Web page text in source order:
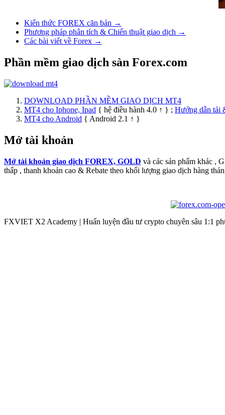
Kiến thức FOREX căn bản →
Phương pháp phân tích & Chiến thuật giao dịch →
Các bài viết về Forex →
Phần mềm giao dịch sàn Forex.com
DOWNLOAD PHẦN MỀM GIAO DỊCH MT4
MT4 cho Iphone, Ipad { hệ điều hành 4.0 ↑ } ; Hướng dẫn tải
MT4 cho Android { Android 2.1 ↑ }
Mở tài khoản
Mở tài khoản giao dịch FOREX, GOLD và các sản phẩm khác ,
thấp , thanh khoản cao & Rebate theo khối lượng giao dịch hàng
FXVIET X2 Academy | Huấn luyện đầu tư crypto chuyên sâu 1:1